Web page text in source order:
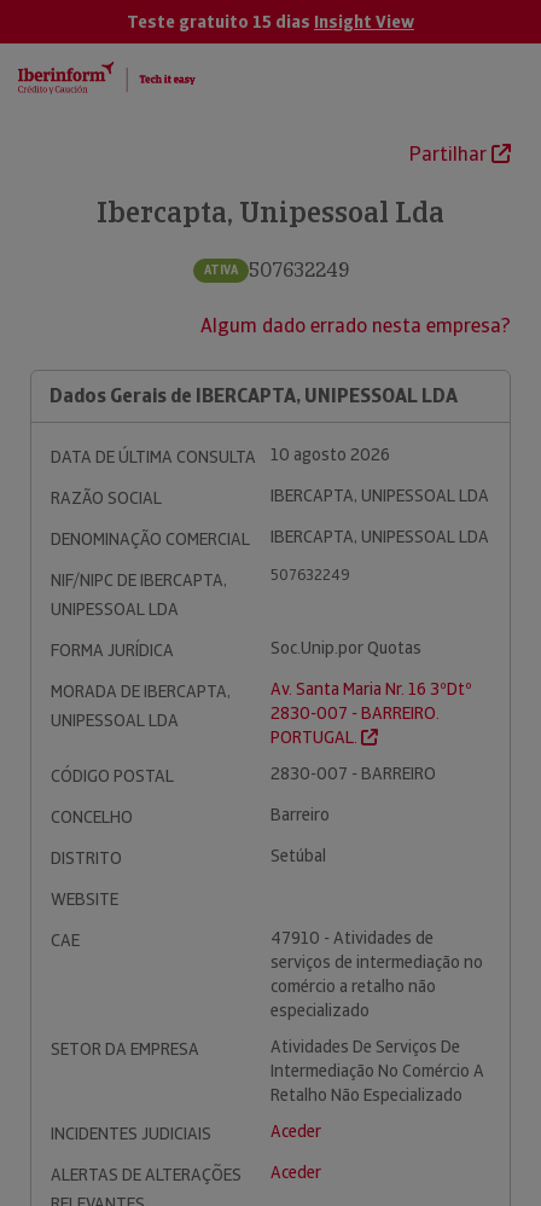
Teste gratuito 15 dias Insight View
Partilhar
Ibercapta, Unipessoal Lda
ATIVA 507632249
Algum dado errado nesta empresa?
Dados Gerais de IBERCAPTA, UNIPESSOAL LDA
DATA DE ÚLTIMA CONSULTA
10 agosto 2026
RAZÃO SOCIAL
IBERCAPTA, UNIPESSOAL LDA
DENOMINAÇÃO COMERCIAL
IBERCAPTA, UNIPESSOAL LDA
NIF/NIPC DE IBERCAPTA,
UNIPESSOAL LDA
507632249
FORMA JURÍDICA
Soc.Unip.por Quotas
MORADA DE IBERCAPTA,
UNIPESSOAL LDA
Av. Santa Maria Nr. 16 3ºDtº
2830-007 - BARREIRO.
PORTUGAL.
CÓDIGO POSTAL
2830-007 - BARREIRO
CONCELHO
Barreiro
DISTRITO
Setúbal
WEBSITE
CAE
47910 - Atividades de
serviços de intermediação no
comércio a retalho não
especializado
SETOR DA EMPRESA
Atividades De Serviços De
Intermediação No Comércio A
Retalho Não Especializado
INCIDENTES JUDICIAIS
Aceder
ALERTAS DE ALTERAÇÕES
Aceder